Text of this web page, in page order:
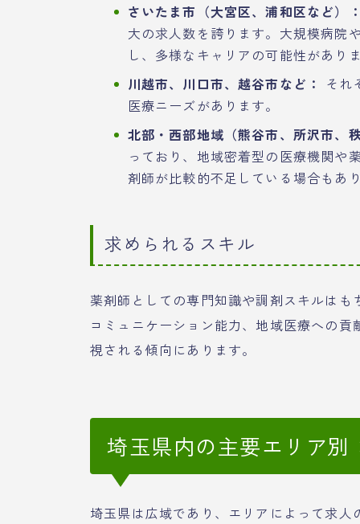
さいたま市（大宮区、浦和区など）
大の求人数を誇ります。大規模病院
し、多様なキャリアの可能性があり
川越市、川口市、越谷市など：
それ
医療ニーズがあります。
北部・西部地域（熊谷市、所沢市、
っており、地域密着型の医療機関や
剤師が比較的不足している場合もあ
求められるスキル
薬剤師としての専門知識や調剤スキルは
コミュニケーション能力、地域医療への
視される傾向にあります。
埼玉県内の主要エリア
埼玉県は広域であり、エリアによって求人